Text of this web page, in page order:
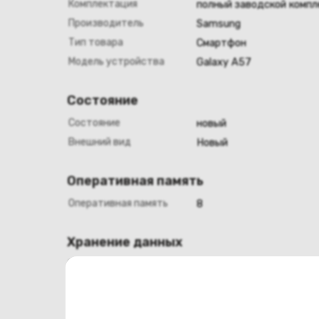
Комплектация
полный заводской
Производитель
Samsung
Тип товара
Смартфон
Модель устройства
Galaxy A57
Состояние
Состояние
новый
Внешний вид
Новый
Оперативная память
Оперативная память 8
Хранение данных